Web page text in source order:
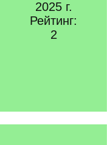
2025 г.
Рейтинг:
2